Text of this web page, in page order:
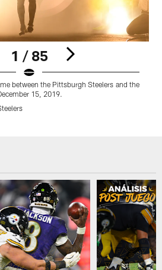
1 / 85
between the Pittsburgh Steelers and the
15, 2019.